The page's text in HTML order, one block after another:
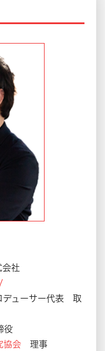
会社
デューサー代表 取
役
協会 理事